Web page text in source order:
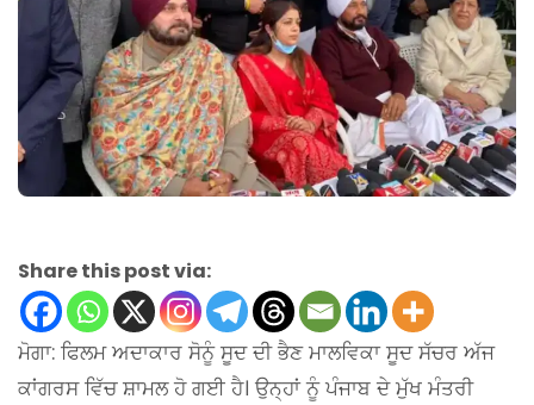
Share this post via:
ਮੋਗਾ: ਫਿਲਮ ਅਦਾਕਾਰ ਸੋਨੂੰ ਸੂਦ ਦੀ ਭੈਣ ਮਾਲਵਿਕਾ ਸੂਦ ਸੱਚਰ ਅੱਜ
ਕਾਂਗਰਸ ਵਿੱਚ ਸ਼ਾਮਲ ਹੋ ਗਈ ਹੈ। ਉਨ੍ਹਾਂ ਨੂੰ ਪੰਜਾਬ ਦੇ ਮੁੱਖ ਮੰਤਰੀ